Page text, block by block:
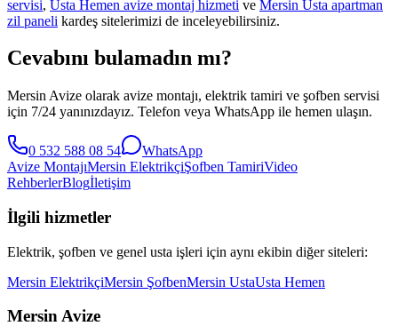
servisi, Usta Hemen avize montaj hizmeti ve Mersin Usta apartman
zil paneli kardeş sitelerimizi de inceleyebilirsiniz.
Cevabını bulamadın mı?
Mersin Avize olarak avize montajı, elektrik tamiri ve şofben servisi
için 7/24 yanınızdayız. Telefon veya WhatsApp ile hemen ulaşın.
0 532 588 08 54
WhatsApp
Avize MontajıMersin ElektrikçiŞofben TamiriVideo
RehberlerBlogİletişim
İlgili hizmetler
Elektrik, şofben ve genel usta işleri için aynı ekibin diğer siteleri:
Mersin ElektrikçiMersin ŞofbenMersin UstaUsta Hemen
Mersin Avize